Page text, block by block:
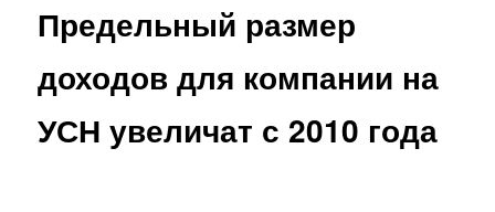
Предельный размер
доходов для компании на
УСН увеличат с 2010 года